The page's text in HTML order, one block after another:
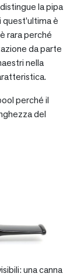
la pipa
è
rara perché
da parte
nella
perché il
del
una canna